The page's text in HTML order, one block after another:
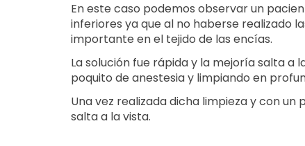
En este caso podemos observar un
inferiores ya que al no haberse realizado
importante en el tejido de las encías.
La solución fue rápida y la mejoría salta
poquito de anestesia y limpiando en
Una vez realizada dicha limpieza y con
salta a la vista.